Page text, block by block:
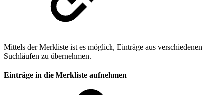
Mittels der Merkliste ist es möglich, Einträge aus verschiedenen
Suchläufen zu übernehmen.
Einträge in die Merkliste aufnehmen